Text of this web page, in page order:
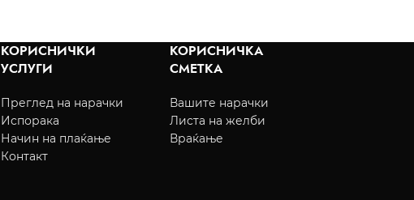
КОРИСНИЧКИ
УСЛУГИ
Преглед на нарачки
Испорака
Начин на плаќање
Контакт
КОРИСНИЧКА
СМЕТКА
Вашите нарачки
Листа на желби
Враќање